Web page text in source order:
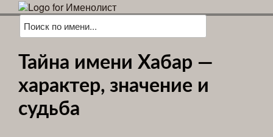
Тайна имени Хабар —
характер, значение и
судьба